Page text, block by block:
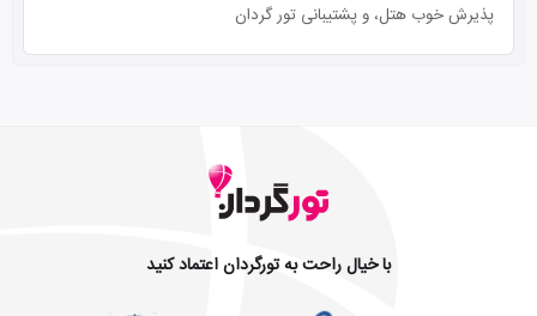
پذیرش خوب هتل، و پشتیبانی تور گردان
با خیال راحت به تورگردان اعتماد کنید